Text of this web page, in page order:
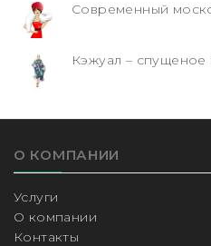
Современный
Кэжуал – спущеное
О КОМПАНИИ
Услуги
О компании
Контакты